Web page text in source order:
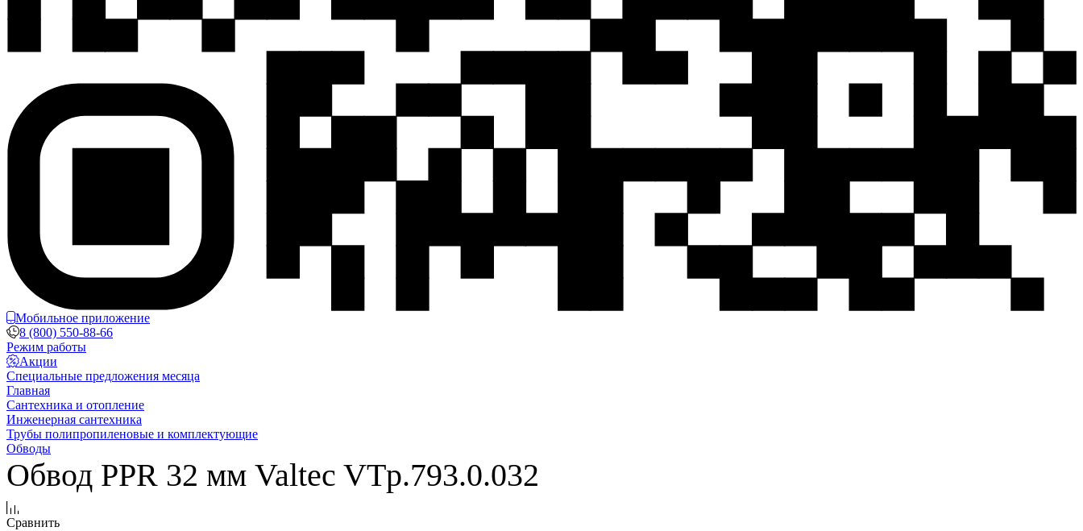
Мобильное приложение
8 (800) 550-88-66
Режим работы
Акции
Специальные предложения месяца
Главная
Сантехника и отопление
Инженерная сантехника
Трубы полипропиленовые и комплектующие
Обводы
Обвод PPR 32 мм Valtec VTp.793.0.032
Сравнить